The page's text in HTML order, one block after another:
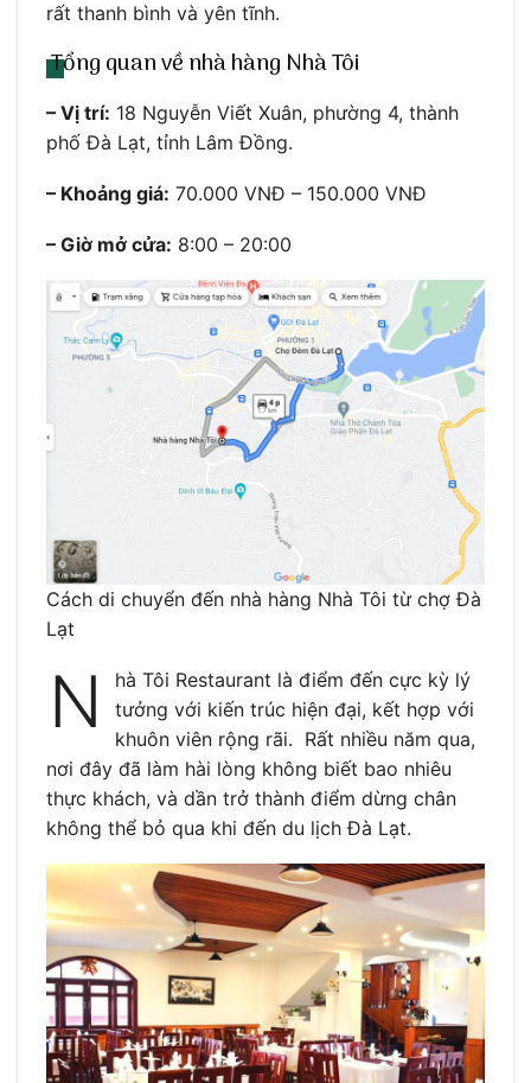
rất thanh bình và yên tĩnh.
Tổng quan về nhà hàng Nhà Tôi
– Vị trí: 18 Nguyễn Viết Xuân, phường 4, thành
phố Đà Lạt, tỉnh Lâm Đồng.
– Khoảng giá: 70.000 VNĐ – 150.000 VNĐ
– Giờ mở cửa: 8:00 – 20:00
Cách di chuyển đến nhà hàng Nhà Tôi từ chợ Đà
Lạt
N
hà Tôi Restaurant là điểm đến cực kỳ lý
tưởng với kiến trúc hiện đại, kết hợp với
khuôn viên rộng rãi. Rất nhiều năm qua,
nơi đây đã làm hài lòng không biết bao nhiêu
thực khách, và dần trở thành điểm dừng chân
không thể bỏ qua khi đến du lịch Đà Lạt.